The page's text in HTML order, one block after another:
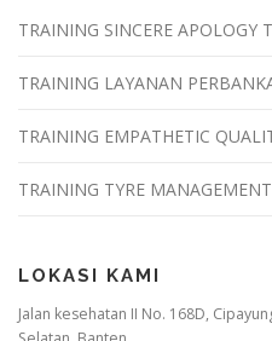
TRAINING SINCERE APOLOGY
TRAINING LAYANAN
TRAINING EMPATHETIC
TRAINING TYRE MANAGEMENT
LOKASI KAMI
Jalan kesehatan II No. 168D,